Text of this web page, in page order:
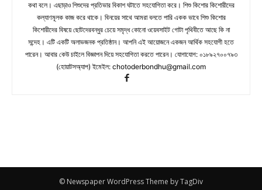
কথা বলে। এছাড়াও শিশুদের প্রতিভার বিকাশ ঘটাতে সহযোগিতা করে। শিশু কিশোর কিশোরীদের
কল্যাণমূলক কাজ করে থাকে। বিনয়ের সাথে আমরা বলতে পারি একক ভাবে শিশু কিশোর
কিশোরীদের বিষয়ে ছোটদেরবন্ধুর চেয়ে সমৃদ্ধ কোনো ওয়েবসাইট গোটা পৃথিবীতে আছে কি না
সন্দেহ। এটি একটি অলাভজনক প্রতিষ্ঠান। আপনি এই আয়োজনে একজন আর্থিক সহযোগী হতে
পারেন। আবার কেউ চাইলে বিজ্ঞাপন দিয়ে সহযোগিতা করতে পারেন। যোগাযোগ: ০১৮৯২৭০০৭৯৩
(হোয়াটসঅ্যাপ) ইমেইল: chotoderbondhu@gmail.com
© Newspaper WordPress Theme by TagDiv